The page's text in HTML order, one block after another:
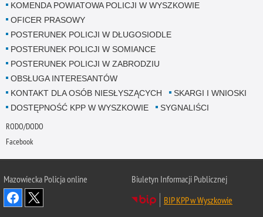
KOMENDA POWIATOWA POLICJI W WYSZKOWIE
OFICER PRASOWY
POSTERUNEK POLICJI W DŁUGOSIODLE
POSTERUNEK POLICJI W SOMIANCE
POSTERUNEK POLICJI W ZABRODZIU
OBSŁUGA INTERESANTÓW
KONTAKT DLA OSÓB NIESŁYSZĄCYCH
SKARGI I WNIOSKI
DOSTĘPNOŚĆ KPP W WYSZKOWIE
SYGNALIŚCI
RODO/DODO
Facebook
Mazowiecka Policja online
Biuletyn Informacji Publicznej
BIP KPP w Wyszkowie